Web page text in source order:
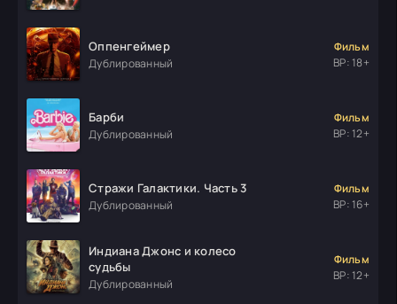
Оппенгеймер
Дублированный
Фильм
ВР: 18+
Барби
Дублированный
Фильм
ВР: 12+
Стражи Галактики. Часть 3
Дублированный
Фильм
ВР: 16+
Индиана Джонс и колесо
судьбы
Дублированный
Фильм
ВР: 12+